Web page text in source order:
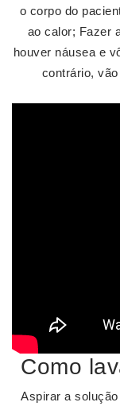
o corpo do
ao calor; Fazer
houver náusea e
contrário,
Como
Aspirar a